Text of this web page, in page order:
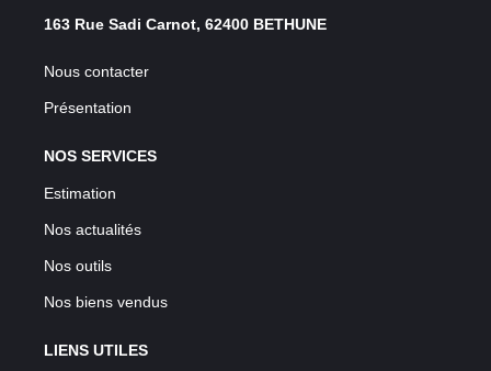
163 Rue Sadi Carnot, 62400 BETHUNE
Nous contacter
Présentation
NOS SERVICES
Estimation
Nos actualités
Nos outils
Nos biens vendus
LIENS UTILES